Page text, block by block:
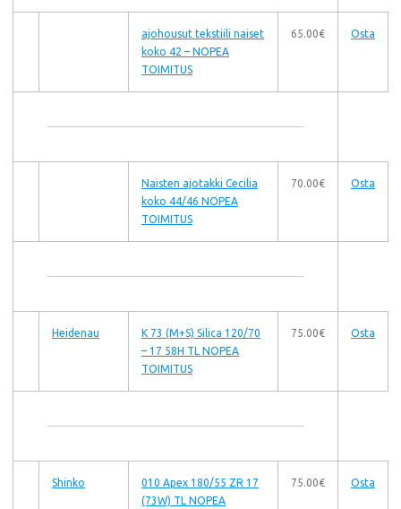
ajohousut tekstiili naiset
koko 42 – NOPEA
TOIMITUS
65.00€ Osta
Naisten ajotakki Cecilia
koko 44/46 NOPEA
TOIMITUS
70.00€ Osta
Heidenau
K 73 (M+S) Silica 120/70
– 17 58H TL NOPEA
TOIMITUS
75.00€ Osta
Shinko
010 Apex 180/55 ZR 17
(73W) TL NOPEA
75.00€ Osta